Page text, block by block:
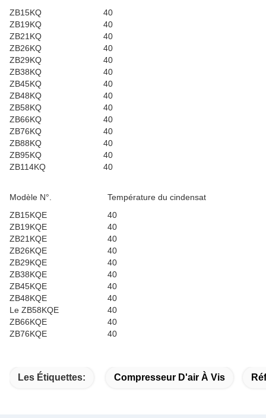
ZB15KQ
40
ZB19KQ
40
ZB21KQ
40
ZB26KQ
40
ZB29KQ
40
ZB38KQ
40
ZB45KQ
40
ZB48KQ
40
ZB58KQ
40
ZB66KQ
40
ZB76KQ
40
ZB88KQ
40
ZB95KQ
40
ZB114KQ
40
Modèle N°.
Température du cindensat
ZB15KQE
40
ZB19KQE
40
ZB21KQE
40
ZB26KQE
40
ZB29KQE
40
ZB38KQE
40
ZB45KQE
40
ZB48KQE
40
Le ZB58KQE
40
ZB66KQE
40
ZB76KQE
40
Les Étiquettes: Compresseur D'air À Vis